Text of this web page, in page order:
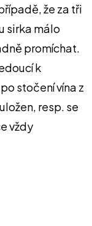
že za tři
sirka málo
promíchat.
k
stočení vína z
resp. se
vždy